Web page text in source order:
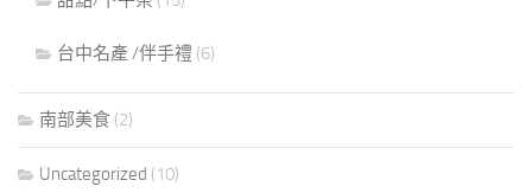
台中名產 /伴手禮 (6)
南部美食 (2)
Uncategorized (10)